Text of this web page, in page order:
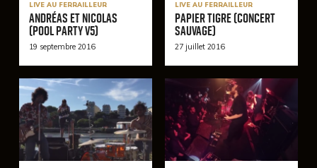
LIVE AU FERRAILLEUR
Andréas et Nicolas
(Pool Party V5)
19 septembre 2016
LIVE AU FERRAILLEUR
Papier Tigre (Concert
Sauvage)
27 juillet 2016